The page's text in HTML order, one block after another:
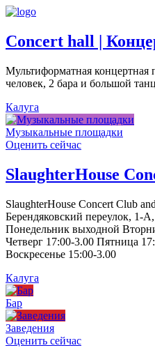
Concert hall |
Мультиформатная
человек, 2 бара и большой
Калуга
Музыкальные площадки
Оценить сейчас
SlaughterHouse
SlaughterHouse Concert Club
Берендяковский переулок, 1-
Понедельник выходной
Четверг 17:00-3.00 Пятница
Воскресенье 15:00-3.00
Калуга
Бар
Заведения
Оценить сейчас